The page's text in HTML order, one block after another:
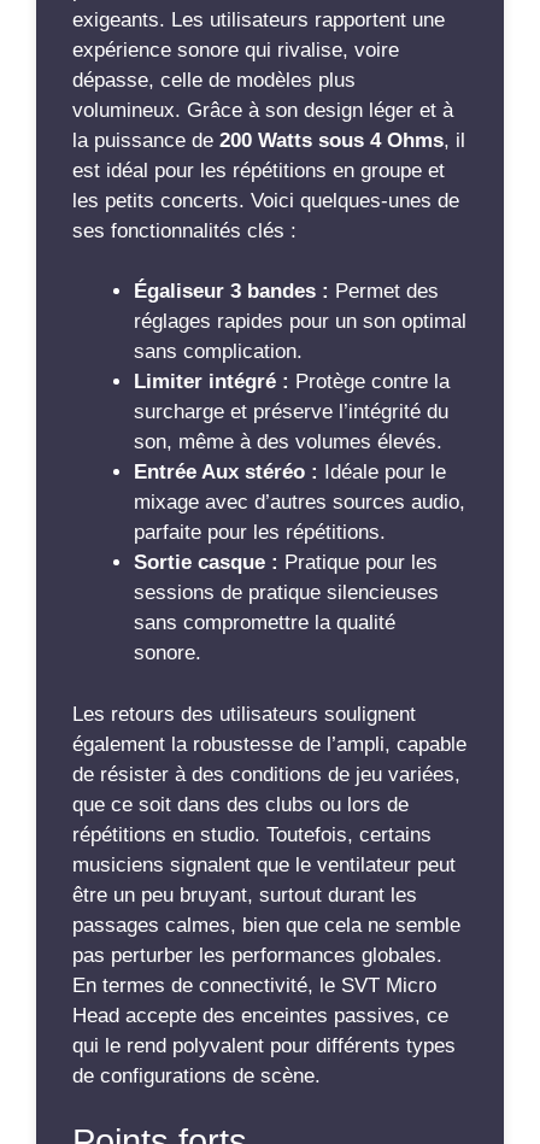
exigeants. Les utilisateurs rapportent une
expérience sonore qui rivalise, voire
dépasse, celle de modèles plus
volumineux. Grâce à son design léger et à
la puissance de 200 Watts sous 4 Ohms, il
est idéal pour les répétitions en groupe et
les petits concerts. Voici quelques-unes de
ses fonctionnalités clés :
Égaliseur 3 bandes : Permet des
réglages rapides pour un son optimal
sans complication.
Limiter intégré : Protège contre la
surcharge et préserve l’intégrité du
son, même à des volumes élevés.
Entrée Aux stéréo : Idéale pour le
mixage avec d’autres sources audio,
parfaite pour les répétitions.
Sortie casque : Pratique pour les
sessions de pratique silencieuses
sans compromettre la qualité
sonore.
Les retours des utilisateurs soulignent
également la robustesse de l’ampli, capable
de résister à des conditions de jeu variées,
que ce soit dans des clubs ou lors de
répétitions en studio. Toutefois, certains
musiciens signalent que le ventilateur peut
être un peu bruyant, surtout durant les
passages calmes, bien que cela ne semble
pas perturber les performances globales.
En termes de connectivité, le SVT Micro
Head accepte des enceintes passives, ce
qui le rend polyvalent pour différents types
de configurations de scène.